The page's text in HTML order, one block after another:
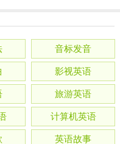
音标发音
影视英语
旅游英语
计算机英语
英语故事